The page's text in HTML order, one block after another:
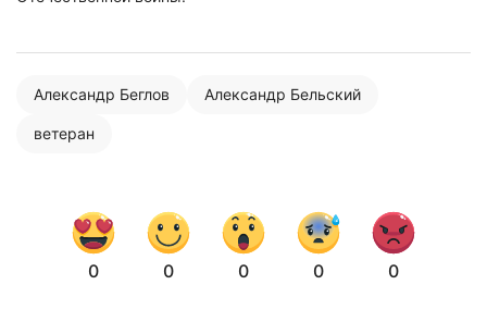
Александр Беглов Александр Бельский
ветеран
0 0 0 0 0